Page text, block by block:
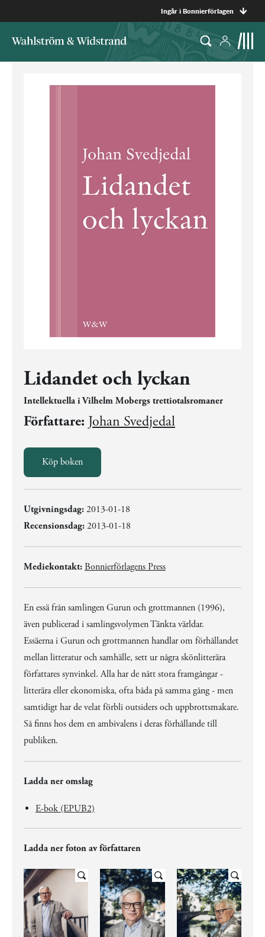
Ingår i Bonnierförlagen
Lidandet och lyckan
Intellektuella i Vilhelm Mobergs trettiotalsromaner
Författare: Johan Svedjedal
Köp boken
Utgivningsdag:2013-01-18
Recensionsdag:2013-01-18
Mediekontakt: Bonnierförlagens Press
En essä från samlingen Gurun och grottmannen (1996),
även publicerad i samlingsvolymen Tänkta världar.
Essäerna i Gurun och grottmannen handlar om förhållandet
mellan litteratur och samhälle, sett ur några skönlitterära
författares synvinkel. Alla har de nått stora framgångar -
litterära eller ekonomiska, ofta båda på samma gång - men
samtidigt har de velat förbli outsiders och uppbrottsmakare.
Så finns hos dem en ambivalens i deras förhållande till
publiken.
Ladda ner omslag
E-bok (EPUB2)
Ladda ner foton av författaren